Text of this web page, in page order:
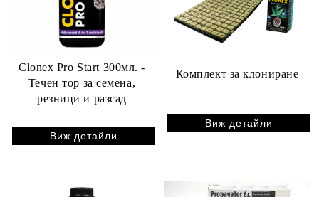
Clonex Pro Start 300мл. -
Течен тор за семена,
резници и разсад
Виж детайли
Комплект за клониране
Виж детайли